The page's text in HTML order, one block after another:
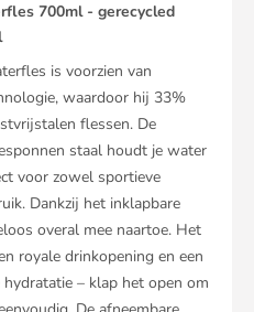
700ml - gerecycled
is voorzien van
waardoor hij 33%
flessen. De
staal houdt je water
voor zowel sportieve
Dankzij het inklapbare
overal mee naartoe. Het
royale drinkopening en een
– klap het open om